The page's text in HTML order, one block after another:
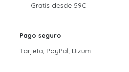
Gratis desde 59€
Pago seguro
Tarjeta, PayPal, Bizum